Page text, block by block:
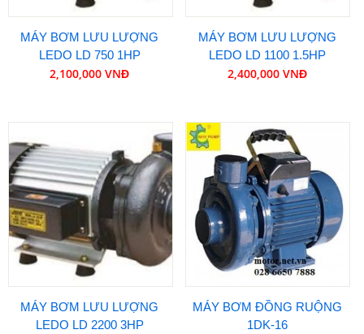
MÁY BƠM LƯU LƯỢNG
LEDO LD 750 1HP
2,100,000 VNĐ
MÁY BƠM LƯU LƯỢNG
LEDO LD 1100 1.5HP
2,400,000 VNĐ
MÁY BƠM LƯU LƯỢNG
LEDO LD 2200 3HP
MÁY BƠM ĐỒNG RUỘNG
1DK-16